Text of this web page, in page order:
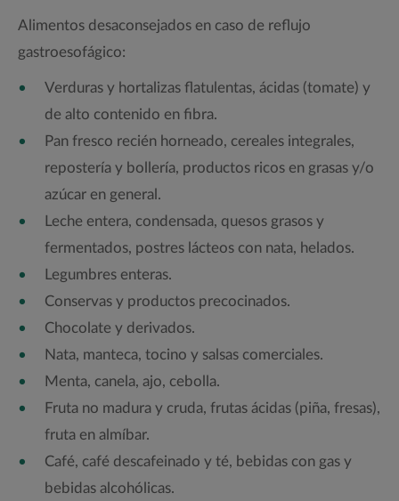
Alimentos desaconsejados en caso de reflujo
gastroesofágico:
Verduras y hortalizas flatulentas, ácidas (tomate) y
de alto contenido en fibra.
Pan fresco recién horneado, cereales integrales,
repostería y bollería, productos ricos en grasas y/o
azúcar en general.
Leche entera, condensada, quesos grasos y
fermentados, postres lácteos con nata, helados.
Legumbres enteras.
Conservas y productos precocinados.
Chocolate y derivados.
Nata, manteca, tocino y salsas comerciales.
Menta, canela, ajo, cebolla.
Fruta no madura y cruda, frutas ácidas (piña, fresas),
fruta en almíbar.
Café, café descafeinado y té, bebidas con gas y
bebidas alcohólicas.